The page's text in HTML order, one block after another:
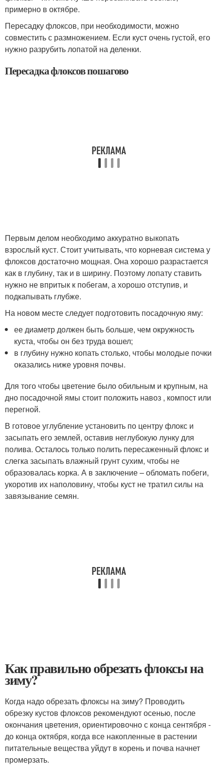
примерно в октябре.
Пересадку флоксов, при необходимости, можно
совместить с размножением. Если куст очень густой, его
нужно разрубить лопатой на деленки.
Пересадка флоксов пошагово
Первым делом необходимо аккуратно выкопать
взрослый куст. Стоит учитывать, что корневая система у
флоксов достаточно мощная. Она хорошо разрастается
как в глубину, так и в ширину. Поэтому лопату ставить
нужно не впритык к побегам, а хорошо отступив, и
подкапывать глубже.
На новом месте следует подготовить посадочную яму:
ее диаметр должен быть больше, чем окружность
куста, чтобы он без труда вошел;
в глубину нужно копать столько, чтобы молодые почки
оказались ниже уровня почвы.
Для того чтобы цветение было обильным и крупным, на
дно посадочной ямы стоит положить навоз , компост или
перегной.
В готовое углубление установить по центру флокс и
засыпать его землей, оставив неглубокую лунку для
полива. Осталось только полить пересаженный флокс и
слегка засыпать влажный грунт сухим, чтобы не
образовалась корка. А в заключение – обломать побеги,
укоротив их наполовину, чтобы куст не тратил силы на
завязывание семян.
Как правильно обрезать флоксы на
зиму?
Когда надо обрезать флоксы на зиму? Проводить
обрезку кустов флоксов рекомендуют осенью, после
окончания цветения, ориентировочно с конца сентября -
до конца октября, когда все накопленные в растении
питательные вещества уйдут в корень и почва начнет
промерзать.